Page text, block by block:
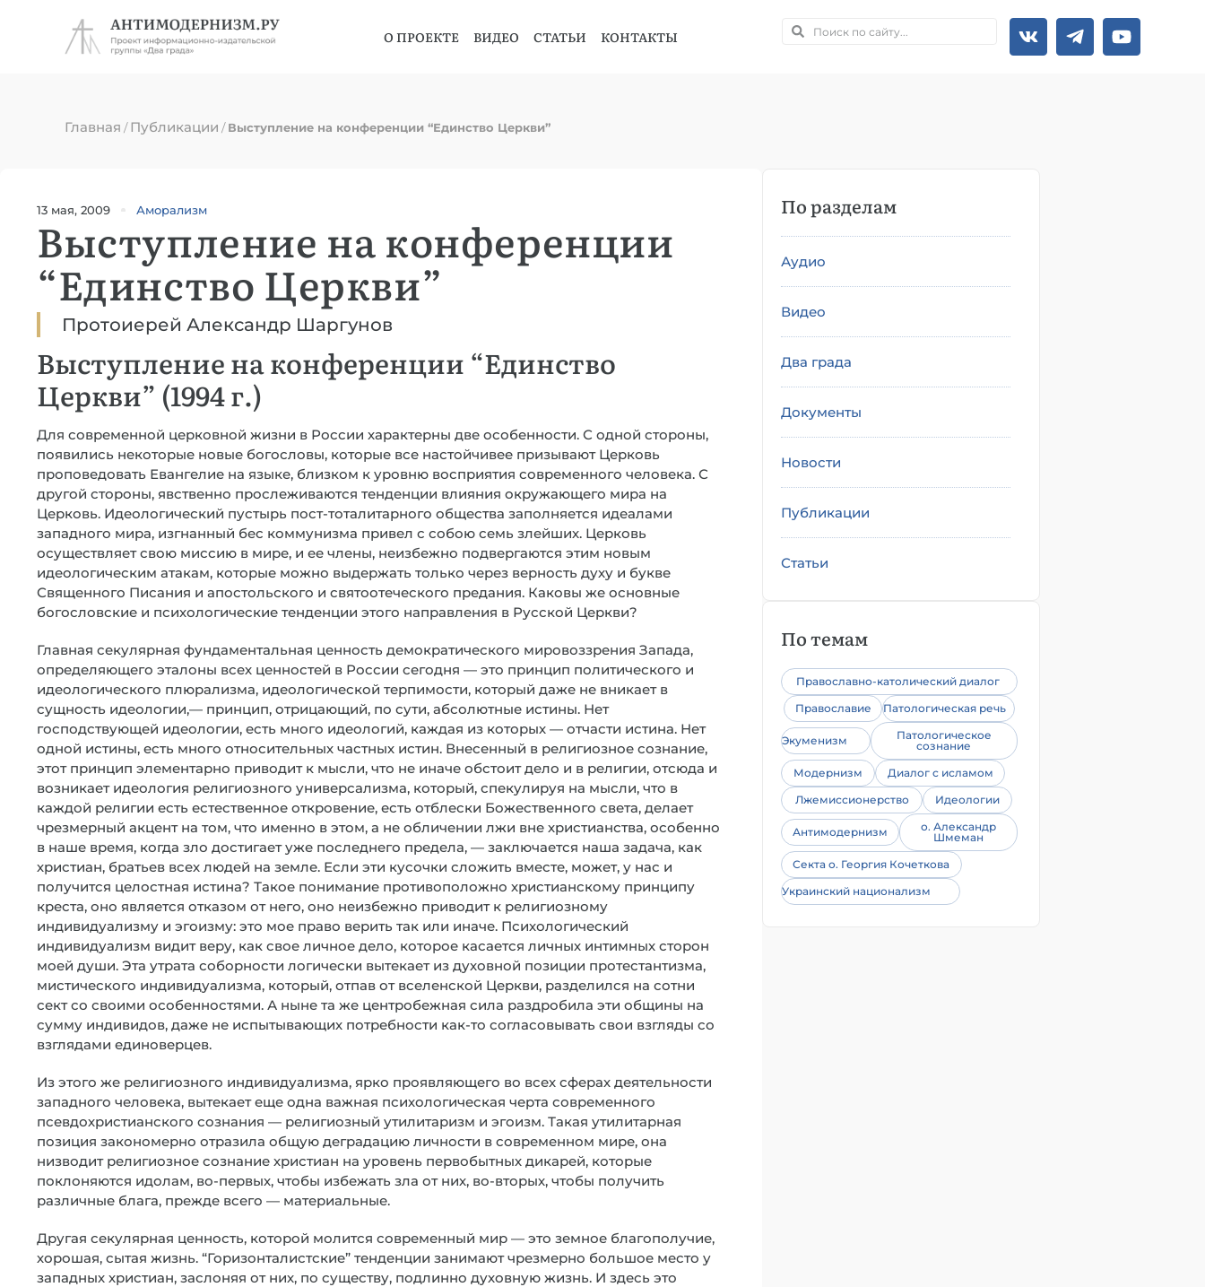
О ПРОЕКТЕ ВИДЕО СТАТЬИ КОНТАКТЫ
Главная /Публикации /Выступление на конференции “Единство Церкви”
13 мая, 2009 Аморализм
Выступление на конференции
“Единство Церкви”
Протоиерей Александр Шаргунов
Выступление на конференции “Единство
Церкви” (1994 г.)
Для современной церковной жизни в России характерны две особенности. С одной стороны,
появились некоторые новые богословы, которые все настойчивее призывают Церковь
проповедовать Евангелие на языке, близком к уровню восприятия современного человека. С
другой стороны, явственно прослеживаются тенденции влияния окружающего мира на
Церковь. Идеологический пустырь пост-тоталитарного общества заполняется идеалами
западного мира, изгнанный бес коммунизма привел с собою семь злейших. Церковь
осуществляет свою миссию в мире, и ее члены, неизбежно подвергаются этим новым
идеологическим атакам, которые можно выдержать только через верность духу и букве
Священного Писания и апостольского и святоотеческого предания. Каковы же основные
богословские и психологические тенденции этого направления в Русской Церкви?
Главная секулярная фундаментальная ценность демократического мировоззрения Запада,
определяющего эталоны всех ценностей в России сегодня — это принцип политического и
идеологического плюрализма, идеологической терпимости, который даже не вникает в
сущность идеологии,— принцип, отрицающий, по сути, абсолютные истины. Нет
господствующей идеологии, есть много идеологий, каждая из которых — отчасти истина. Нет
одной истины, есть много относительных частных истин. Внесенный в религиозное сознание,
этот принцип элементарно приводит к мысли, что не иначе обстоит дело и в религии, отсюда и
возникает идеология религиозного универсализма, который, спекулируя на мысли, что в
каждой религии есть естественное откровение, есть отблески Божественного света, делает
чрезмерный акцент на том, что именно в этом, а не обличении лжи вне христианства, особенно
в наше время, когда зло достигает уже последнего предела, — заключается наша задача, как
христиан, братьев всех людей на земле. Если эти кусочки сложить вместе, может, у нас и
получится целостная истина? Такое понимание противоположно христианскому принципу
креста, оно является отказом от него, оно неизбежно приводит к религиозному
индивидуализму и эгоизму: это мое право верить так или иначе. Психологический
индивидуализм видит веру, как свое личное дело, которое касается личных интимных сторон
моей души. Эта утрата соборности логически вытекает из духовной позиции протестантизма,
мистического индивидуализма, который, отпав от вселенской Церкви, разделился на сотни
сект со своими особенностями. А ныне та же центробежная сила раздробила эти общины на
сумму индивидов, даже не испытывающих потребности как-то согласовывать свои взгляды со
взглядами единоверцев.
Из этого же религиозного индивидуализма, ярко проявляющего во всех сферах деятельности
западного человека, вытекает еще одна важная психологическая черта современного
псевдохристианского сознания — религиозный утилитаризм и эгоизм. Такая утилитарная
позиция закономерно отразила общую деградацию личности в современном мире, она
низводит религиозное сознание христиан на уровень первобытных дикарей, которые
поклоняются идолам, во-первых, чтобы избежать зла от них, во-вторых, чтобы получить
различные блага, прежде всего — материальные.
Другая секулярная ценность, которой молится современный мир — это земное благополучие,
хорошая, сытая жизнь. “Горизонталистские” тенденции занимают чрезмерно большое место у
западных христиан, заслоняя от них, по существу, подлинно духовную жизнь. И здесь это
По разделам
Аудио
Видео
Два града
Документы
Новости
Публикации
Статьи
По темам
Православно-католический диалог
Православие
Патологическая речь
Экуменизм
Патологическое
сознание
Модернизм
Диалог с исламом
Лжемиссионерство
Идеологии
Антимодернизм
о. Александр
Шмеман
Секта о. Георгия Кочеткова
Украинский национализм